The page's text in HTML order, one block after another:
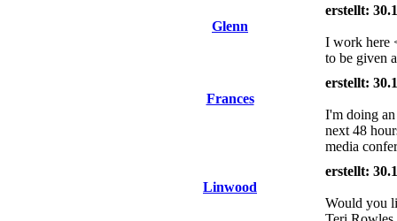
Glenn
erstellt:
I work here
to be given
Frances
erstellt:
I'm doing
next 48
media
Linwood
erstellt:
Would you